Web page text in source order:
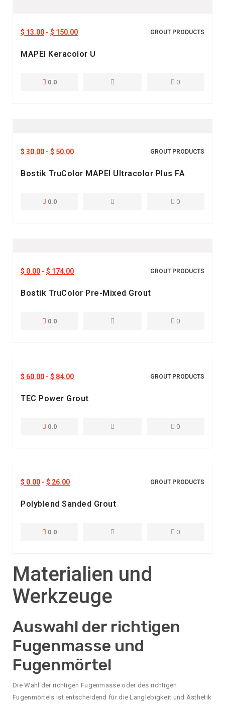
$ 13.00 - $ 150.00 GROUT PRODUCTS
MAPEI Keracolor U
0.0 0
$ 30.00 - $ 50.00 GROUT PRODUCTS
Bostik TruColor MAPEI Ultracolor Plus FA
0.0 0
$ 0.00 - $ 174.00 GROUT PRODUCTS
Bostik TruColor Pre-Mixed Grout
0.0 0
$ 60.00 - $ 84.00 GROUT PRODUCTS
TEC Power Grout
0.0 0
$ 0.00 - $ 26.00 GROUT PRODUCTS
Polyblend Sanded Grout
0.0 0
Materialien und
Werkzeuge
Auswahl der richtigen
Fugenmasse und
Fugenmörtel
Die Wahl der richtigen Fugenmasse oder des richtigen
Fugenmörtels ist entscheidend für die Langlebigkeit und Ästhetik